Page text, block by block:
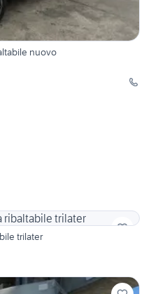
nuovo
trilater